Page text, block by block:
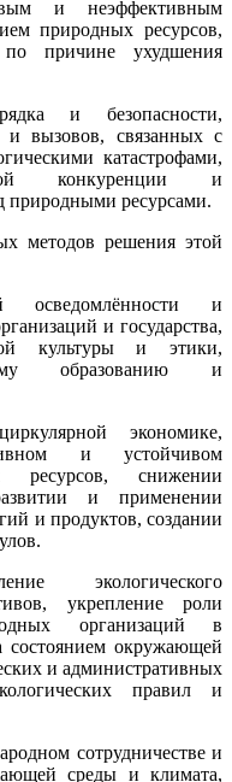
и неэффективным
природных ресурсов,
причине ухудшения
и безопасности,
и вызовов, связанных с
катастрофами,
конкуренции и
природными ресурсами.
методов решения этой
осведомлённости и
и государства,
культуры и этики,
образованию и
экономике,
и устойчивом
ресурсов, снижении
и применении
и продуктов, создании
экологического
укрепление роли
организаций в
состоянием окружающей
и административных
правил и
сотрудничестве и
среды и климата,